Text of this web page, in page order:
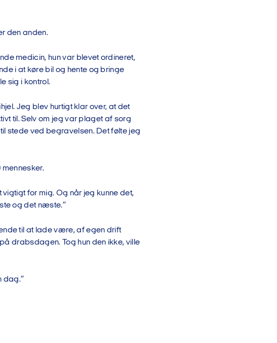
den anden.
medicin, hun var blevet ordineret,
i at køre bil og hente og bringe
sig i kontrol.
Jeg blev hurtigt klar over, at det
til. Selv om jeg var plaget af sorg
stede ved begravelsen. Det følte jeg
for mig. Og når jeg kunne det,
og det næste.”
til at lade være, af egen drift
drabsdagen. Tog hun den ikke, ville
dag.”